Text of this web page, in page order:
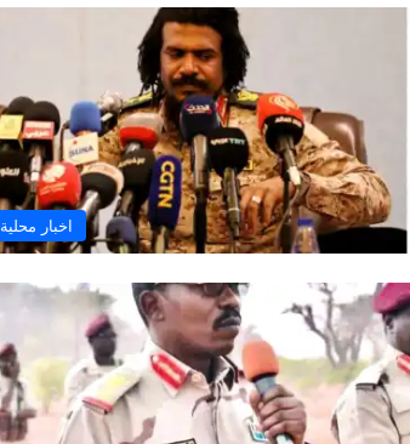
اخبار محلية